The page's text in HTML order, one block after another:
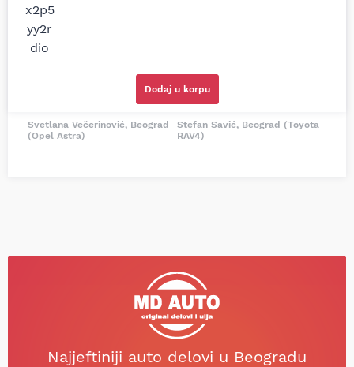
Dodaj u korpu
cene su ovde. Kupila
sam više puta auto
delove iz MD Auto. Uvek
odgovarajuću opremu.
Svetlana Večerinović, Beograd
(Opel Astra)
preporučio
odgovarajućeg
proizvođača.
Stefan Savić, Beograd (Toyota
RAV4)
Najjeftiniji auto delovi u Beogradu